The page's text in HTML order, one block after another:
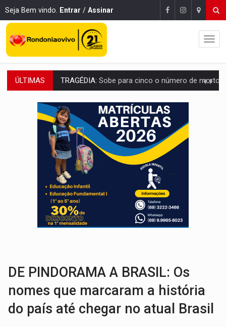
Seja Bem vindo. Entrar / Assinar
ÚLTIMAS TRANSPORTE DE ARROZ:MPF assegura cumprimento da legislação sobre transporte
DEEPFAKE:Sancionada lei contra violência sexual infantil na
COLEGIADO:Brasil e Rússia discutem energia nuclear, defesa e
URGENTE:Colisão entre caminhão e carro deixa quatro mortos e um em
ENCONTRO: Amazônia Negra ganha projeção nacional com participação de
PREVISÃO: Porto Velho tem chances de chuvas isoladas nesta
SINDICATOS UNIDOS: Assembleia Geral delibera greve da educação
PROCESSO SELETIVO: Rondoniaovivo abre oficina de Comunicação com
DE PINDORAMA A BRASIL: Os
nomes que marcaram a história
do país até chegar no atual Brasil